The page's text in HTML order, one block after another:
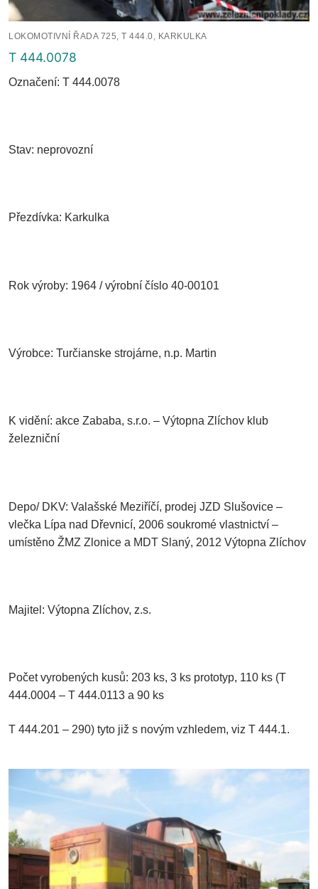
LOKOMOTIVNÍ ŘADA 725, T 444.0, KARKULKA
T 444.0078
Označení: T 444.0078
Stav: neprovozní
Přezdívka: Karkulka
Rok výroby: 1964 / výrobní číslo 40-00101
Výrobce: Turčianske strojárne, n.p. Martin
K vidění: akce Zababa, s.r.o. – Výtopna Zlíchov klub
železniční
Depo/ DKV: Valašské Meziříčí, prodej JZD Slušovice –
vlečka Lípa nad Dřevnicí, 2006 soukromé vlastnictví –
umístěno ŽMZ Zlonice a MDT Slaný, 2012 Výtopna Zlíchov
Majitel: Výtopna Zlíchov, z.s.
Počet vyrobených kusů: 203 ks, 3 ks prototyp, 110 ks (T
444.0004 – T 444.0113 a 90 ks
T 444.201 – 290) tyto již s novým vzhledem, viz T 444.1.